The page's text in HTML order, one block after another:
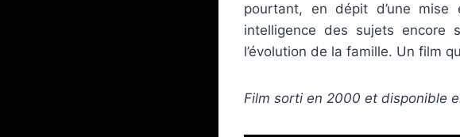
pourtant, en dépit d’une
intelligence des sujets encore
l’évolution de la famille. Un film
Film sorti en 2000 et disponible